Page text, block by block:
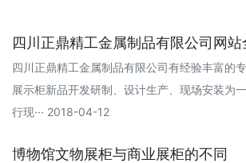
四川正鼎精工金属制品有限公司网
四川正鼎精工金属制品有限公司有经验丰富的
展示柜新品开发研制、设计生产、现场安装为
行现··· 2018-04-12
博物馆文物展柜与商业展柜的不同